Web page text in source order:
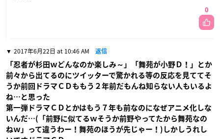
0
2017年6月22日 at 10:46 AM 返信
「忍者が杉田ｗどんなのか楽しみ～」「舞苑が小野Ｄ！」とか
前々から出てるのにツイッターで驚かれる等の反応を見ててそ
うか前回ドラマＣＤももう２年前だもんね知らない人もいるよ
ね…と思った
第一弾ドラマＣＤとかはもう７年も前なのになぜアニメ化しな
いんだ…(「前野に似てるｗそうか前野やってたから舞苑なの
ねｗ」って違うわー！舞苑のほうが先じゃー！)しかしうれし